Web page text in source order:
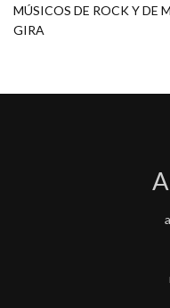
MÚSICOS DE ROCK Y DE
GIRA